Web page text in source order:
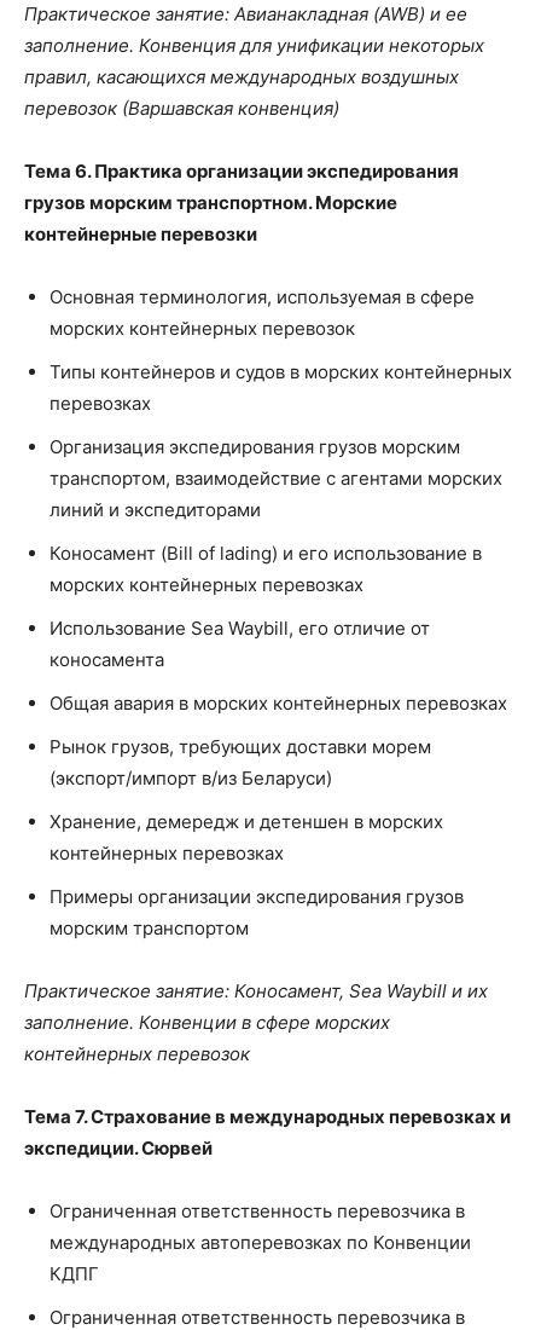
Практическое занятие: Авианакладная (AWB) и ее
заполнение. Конвенция для унификации некоторых
правил, касающихся международных воздушных
перевозок (Варшавская конвенция)
Тема 6. Практика организации экспедирования
грузов морским транспортном. Морские
контейнерные перевозки
Основная терминология, используемая в сфере
морских контейнерных перевозок
Типы контейнеров и судов в морских контейнерных
перевозках
Организация экспедирования грузов морским
транспортом, взаимодействие с агентами морских
линий и экспедиторами
Коносамент (Bill of lading) и его использование в
морских контейнерных перевозках
Использование Sea Waybill, его отличие от
коносамента
Общая авария в морских контейнерных перевозках
Рынок грузов, требующих доставки морем
(экспорт/импорт в/из Беларуси)
Хранение, демередж и детеншен в морских
контейнерных перевозках
Примеры организации экспедирования грузов
морским транспортом
Практическое занятие: Коносамент, Sea Waybill и их
заполнение. Конвенции в сфере морских
контейнерных перевозок
Тема 7. Страхование в международных перевозках и
экспедиции. Сюрвей
Ограниченная ответственность перевозчика в
международных автоперевозках по Конвенции
КДПГ
Ограниченная ответственность перевозчика в